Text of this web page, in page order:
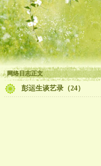
网络日志正文
彭运生谈艺录（24）